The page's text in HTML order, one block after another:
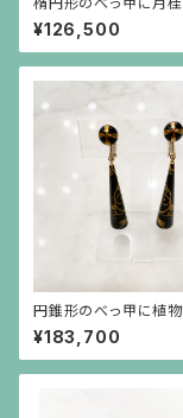
銀高蒔絵のイヤリング
¥126,500
円錐形のべっ甲に植
絵が揺れるイヤリング
具）
¥183,700